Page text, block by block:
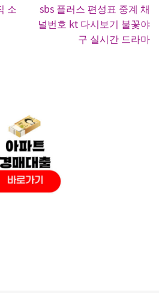
소
sbs 플러스 편성표 중계 채
널번호 kt 다시보기 불꽃야
구 실시간 드라마